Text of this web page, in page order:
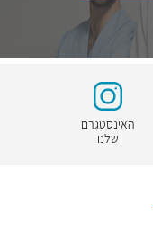
האינסטגרם
שלנו